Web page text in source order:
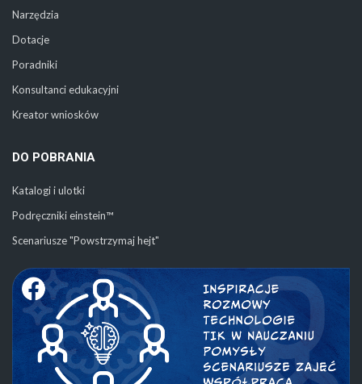
Narzędzia
Dotacje
Poradniki
Konsultanci edukacyjni
Kreator wniosków
DO POBRANIA
Katalogi i ulotki
Podręczniki einstein™
Scenariusze "Powstrzymaj hejt"